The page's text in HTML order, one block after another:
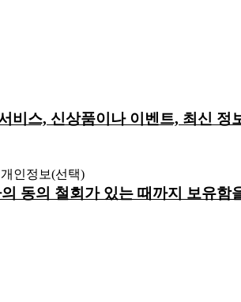
스, 신상품이나 이벤트, 최신 정
인정보(선택)
동의 철회가 있는 때까지 보유함